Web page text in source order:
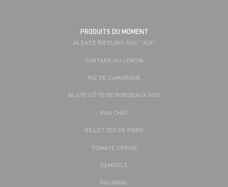
PRODUITS DU MOMENT
ALSACE RIESLING AOC "JUX"
SHIITAKE OU LENTIN
RIZ DE CAMARGUE
BLAYE CÔTE DE BORDEAUX AOC
PAK CHOÏ
RILLETTES DE PORC
TOMATE CERISE
SEMOULE
GALINGAL